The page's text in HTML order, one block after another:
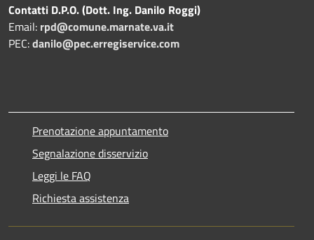
Contatti D.P.O. (Dott. Ing. Danilo Roggi)
Email: rpd@comune.marnate.va.it
PEC:danilo@pec.erregiservice.com
Prenotazione appuntamento
Segnalazione disservizio
Leggi le FAQ
Richiesta assistenza